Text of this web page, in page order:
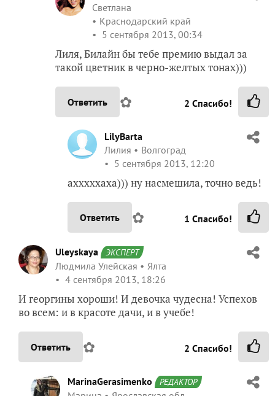
Светлана
Краснодарский край
5 сентября 2013, 00:34
Лиля, Билайн бы тебе премию выдал за
такой цветник в черно-желтых тонах)))
Ответить ✿ 2 Спасибо!
LilyBarta
Лилия
Волгоград
5 сентября 2013, 12:20
ахххххаха))) ну насмешила, точно ведь!
Ответить ✿ 1 Спасибо!
Uleyskaya ЭКСПЕРТ
Людмила Улейская
Ялта
4 сентября 2013, 18:26
И георгины хороши! И девочка чудесна! Успехов
во всем: и в красоте дачи, и в учебе!
Ответить ✿ 2 Спасибо!
MarinaGerasimenko РЕДАКТОР